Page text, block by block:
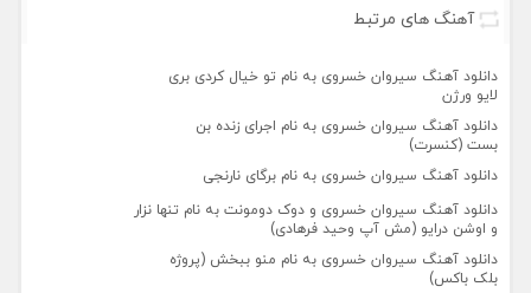
آهنگ های مرتبط
دانلود آهنگ سیروان خسروی به نام تو خیال کردی بری
لایو ورژن
دانلود آهنگ سیروان خسروی به نام اجرای زنده بن
بست (کنسرت)
دانلود آهنگ سیروان خسروی به نام برگای نارنجی
دانلود آهنگ سیروان خسروی و دوک دومونت به نام تنها نزار
و اوشن درایو (مش آپ وحید فرهادی)
دانلود آهنگ سیروان خسروی به نام منو ببخش (پروژه
بلک باکس)